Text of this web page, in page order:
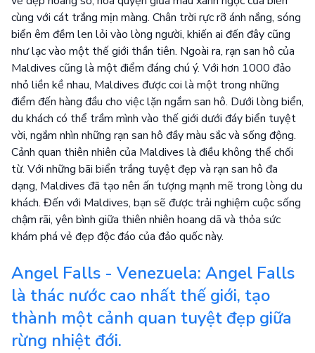
cùng với cát trắng mịn màng. Chân trời rực rỡ ánh nắng, sóng
biển êm đềm len lỏi vào lòng người, khiến ai đến đây cũng
như lạc vào một thế giới thần tiên. Ngoài ra, rạn san hô của
Maldives cũng là một điểm đáng chú ý. Với hơn 1000 đảo
nhỏ liền kề nhau, Maldives được coi là một trong những
điểm đến hàng đầu cho việc lặn ngắm san hô. Dưới lòng biển,
du khách có thể trầm mình vào thế giới dưới đáy biển tuyệt
vời, ngắm nhìn những rạn san hô đầy màu sắc và sống động.
Cảnh quan thiên nhiên của Maldives là điều không thể chối
từ. Với những bãi biển trắng tuyệt đẹp và rạn san hô đa
dạng, Maldives đã tạo nên ấn tượng mạnh mẽ trong lòng du
khách. Đến với Maldives, bạn sẽ được trải nghiệm cuộc sống
chậm rãi, yên bình giữa thiên nhiên hoang dã và thỏa sức
khám phá vẻ đẹp độc đáo của đảo quốc này.
Angel Falls - Venezuela: Angel Falls
là thác nước cao nhất thế giới, tạo
thành một cảnh quan tuyệt đẹp giữa
rừng nhiệt đới.